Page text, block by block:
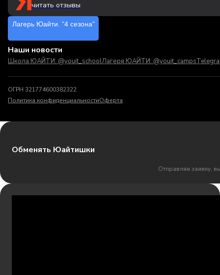
читать отзывы
Лагерь Юайти. "4 сезона"
Наши новости
Школа ЮАЙТИ: @youit_schoolЛагеря ЮАЙТИ: @youit_camps
ОГРН 321774600382322
Политика конфиденциальностиОферта
Обменять Юайтишки
Отправляя заявку,